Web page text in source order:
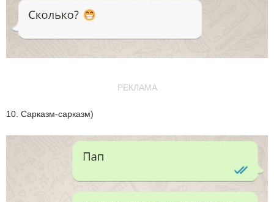
РЕКЛАМА
10. Сарказм-сарказм)